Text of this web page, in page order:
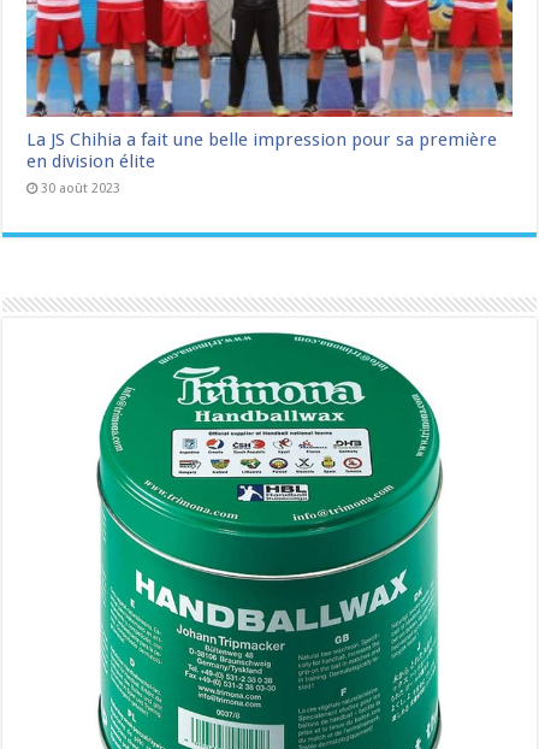
La JS Chihia a fait une belle impression pour sa première
en division élite
30 août 2023